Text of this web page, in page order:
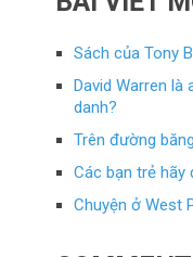
Sách của Tony
David Warren là
danh?
Trên đường băng
Các bạn trẻ hãy
Chuyện ở West